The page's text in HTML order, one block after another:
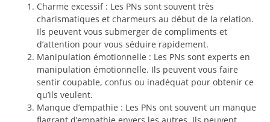
Charme excessif : Les PNs sont souvent très
charismatiques et charmeurs au début de la relation.
Ils peuvent vous submerger de compliments et
d’attention pour vous séduire rapidement.
Manipulation émotionnelle : Les PNs sont experts en
manipulation émotionnelle. Ils peuvent vous faire
sentir coupable, confus ou inadéquat pour obtenir ce
qu’ils veulent.
Manque d’empathie : Les PNs ont souvent un manque